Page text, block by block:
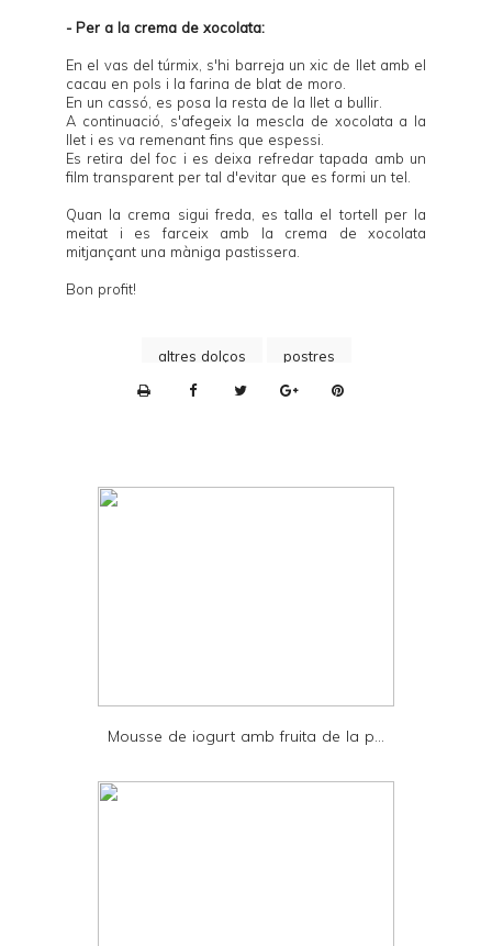
- Per a la crema de xocolata:
En el vas del túrmix, s'hi barreja un xic de llet amb el
cacau en pols i la farina de blat de moro.
En un cassó, es posa la resta de la llet a bullir.
A continuació, s'afegeix la mescla de xocolata a la
llet i es va remenant fins que espessi.
Es retira del foc i es deixa refredar tapada amb un
film transparent per tal d'evitar que es formi un tel.
Quan la crema sigui freda, es talla el tortell per la
meitat i es farceix amb la crema de xocolata
mitjançant una màniga pastissera.
Bon profit!
altres dolços
postres
n
d
Mousse de iogurt amb fruita de la p...